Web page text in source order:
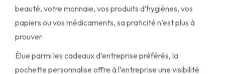
beauté, votre monnaie, vos produits d’hygiènes, vos
papiers ou vos médicaments, sa praticité n’est plus à
prouver.
Élue parmi les cadeaux d’entreprise préférés, la
pochette personnalise offre à l’entreprise une visibilité